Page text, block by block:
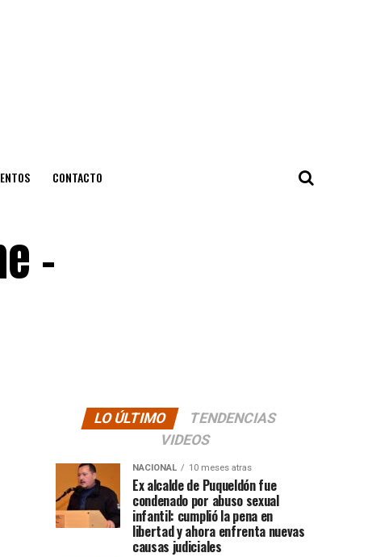
CONTACTO
–
LO ÚLTIMO
TENDENCIAS
VIDEOS
NACIONAL 10 meses atras
Ex alcalde de Puqueldón fue
condenado por abuso sexual
infantil: cumplió la pena en
libertad y ahora enfrenta nuevas
causas judiciales